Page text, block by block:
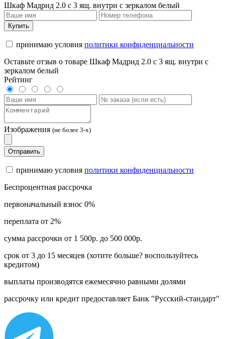
Шкаф Мадрид 2.0 с 3 ящ. внутри с зеркалом белый
Купить
принимаю условия политики конфиденциальности
Оставьте отзыв о товаре Шкаф Мадрид 2.0 с 3 ящ. внутри с
зеркалом белый
Рейтинг
Изображения (не более 3-х)
Отправить
принимаю условия политики конфиденциальности
Беспроцентная рассрочка
первоначальный взнос 0%
переплата от 2%
сумма рассрочки от 1 500р. до 500 000р.
срок от 3 до 15 месяцев (хотите больше? воспользуйтесь
кредитом)
выплаты производятся ежемесячно равными долями
рассрочку или кредит предоставляет Банк "Русский-стандарт"